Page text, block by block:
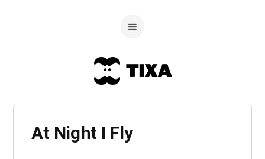
At Night I Fly